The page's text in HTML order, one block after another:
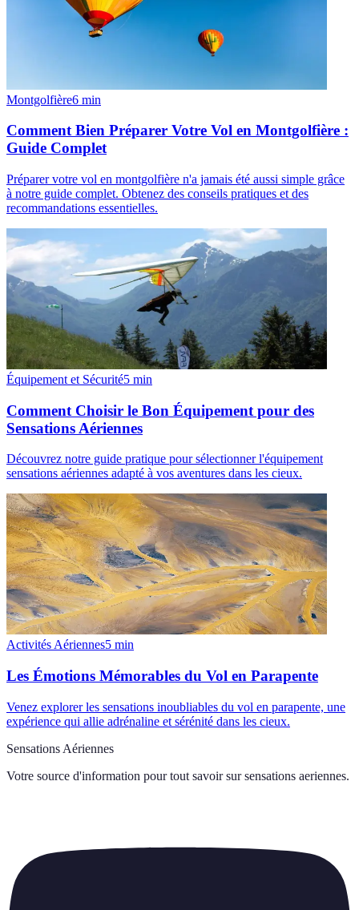
Montgolfière6 min
Comment Bien Préparer Votre Vol en Montgolfière :
Guide Complet
Préparer votre vol en montgolfière n'a jamais été aussi simple grâce
à notre guide complet. Obtenez des conseils pratiques et des
recommandations essentielles.
Équipement et Sécurité5 min
Comment Choisir le Bon Équipement pour des
Sensations Aériennes
Découvrez notre guide pratique pour sélectionner l'équipement
sensations aériennes adapté à vos aventures dans les cieux.
Activités Aériennes5 min
Les Émotions Mémorables du Vol en Parapente
Venez explorer les sensations inoubliables du vol en parapente, une
expérience qui allie adrénaline et sérénité dans les cieux.
Sensations Aériennes
Votre source d'information pour tout savoir sur sensations aeriennes.